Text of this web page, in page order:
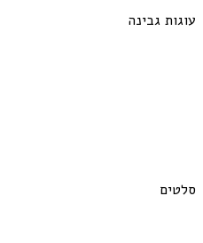
עוגות גבינה
סלטים